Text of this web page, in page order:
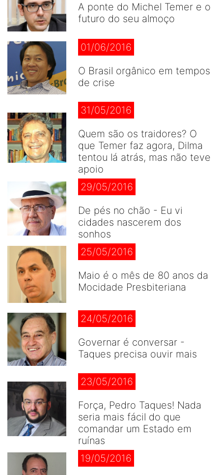
A ponte do Michel Temer e o
futuro do seu almoço
01/06/2016
O Brasil orgânico em tempos
de crise
31/05/2016
Quem são os traidores? O
que Temer faz agora, Dilma
tentou lá atrás, mas não teve
apoio
29/05/2016
De pés no chão - Eu vi
cidades nascerem dos
sonhos
25/05/2016
Maio é o mês de 80 anos da
Mocidade Presbiteriana
24/05/2016
Governar é conversar -
Taques precisa ouvir mais
23/05/2016
Força, Pedro Taques! Nada
seria mais fácil do que
comandar um Estado em
ruínas
19/05/2016